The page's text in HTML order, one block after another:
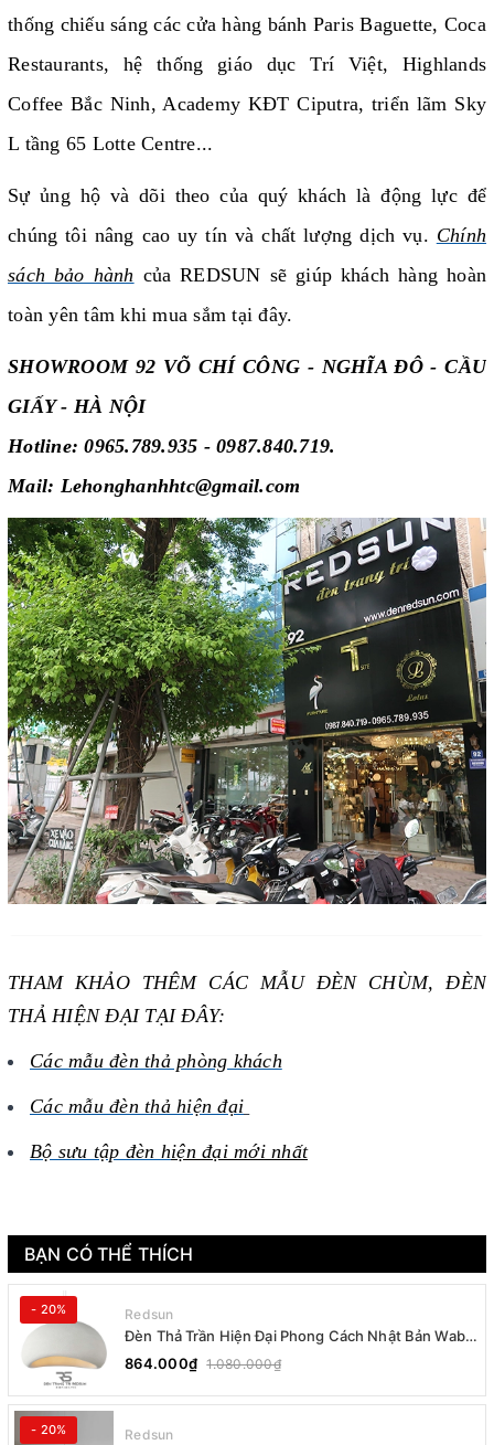
thống chiếu sáng các cửa hàng bánh Paris Baguette, Coca
Restaurants, hệ thống giáo dục Trí Việt, Highlands
Coffee Bắc Ninh, Academy KĐT Ciputra, triển lãm Sky
L tầng 65 Lotte Centre...
Sự ủng hộ và dõi theo của quý khách là động lực để
chúng tôi nâng cao uy tín và chất lượng dịch vụ. Chính
sách bảo hành của REDSUN sẽ giúp khách hàng hoàn
toàn yên tâm khi mua sắm tại đây.
SHOWROOM 92 VÕ CHÍ CÔNG - NGHĨA ĐÔ - CẦU
GIẤY - HÀ NỘI
Hotline: 0965.789.935 - 0987.840.719.
Mail: Lehonghanhhtc@gmail.com
THAM KHẢO THÊM CÁC MẪU ĐÈN CHÙM, ĐÈN
THẢ HIỆN ĐẠI TẠI ĐÂY:
Các mẫu đèn thả phòng khách
Các mẫu đèn thả hiện đại
Bộ sưu tập đèn hiện đại mới nhất
BẠN CÓ THỂ THÍCH
- 20% Redsun
Đèn Thả Trần Hiện Đại Phong Cách Nhật Bản Wabi-
sabi CDT-T036 Dáng B
864.000₫ 1.080.000₫
- 20% Redsun